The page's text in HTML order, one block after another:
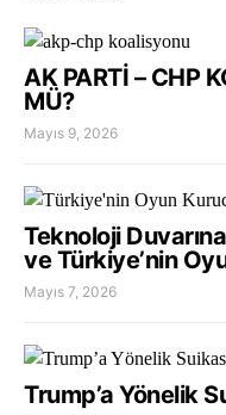
AK PARTİ – CHP
MÜ?
Mayıs 9, 2026
Teknoloji
ve Türkiye’nin
Mayıs 7, 2026
Trump’a Yönelik